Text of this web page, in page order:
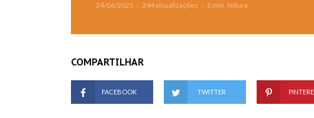
24/06/2023 244 visualizações 1 min. leitura
COMPARTILHAR
FACEBOOK TWITTER